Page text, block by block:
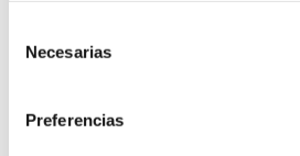
Necesarias
Preferencias